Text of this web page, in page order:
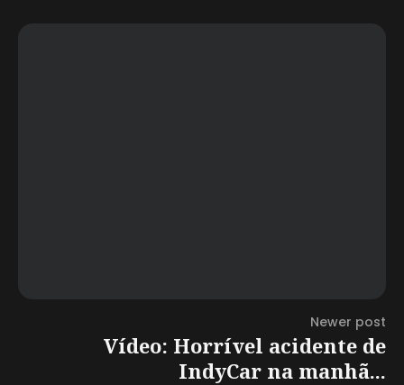
Newer post
Vídeo: Horrível acidente de
IndyCar na manhã...